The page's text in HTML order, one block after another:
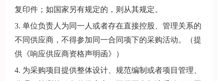
复印件；如国家另有规定的，则从其规定。
3. 单位负责人为同一人或者存在直接控股、管理关系的
不同供应商，不得参加同一合同项下的采购活动。（提
供《响应供应商资格声明函》）
4. 为采购项目提供整体设计、规范编制或者项目管理、